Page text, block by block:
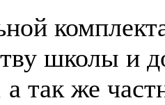
школы и
так же